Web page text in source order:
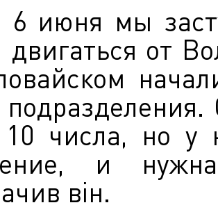
6 июня мы
двигаться от
числа, но у
и
він.